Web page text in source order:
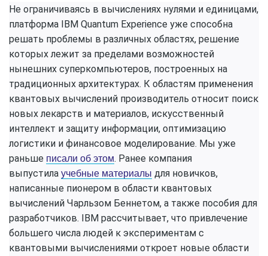
Не ограничиваясь в вычислениях нулями и единицами,
платформа IBM Quantum Experience уже способна
решать проблемы в различных областях, решение
которых лежит за пределами возможностей
нынешних суперкомпьютеров, построенных на
традиционных архитектурах. К областям применения
квантовых вычислений производитель относит поиск
новых лекарств и материалов, искусственный
интеллект и защиту информации, оптимизацию
логистики и финансовое моделирование. Мы уже
раньше писали об этом. Ранее компания
выпустила учебные материалы для новичков,
написанные пионером в области квантовых
вычислений Чарльзом Беннетом, а также пособия для
разработчиков. IBM рассчитывает, что привлечение
большего числа людей к экспериментам с
квантовыми вычислениями откроет новые области